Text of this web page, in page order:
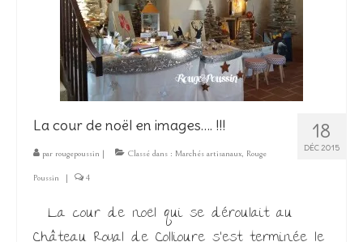
Les Créations
Mon compte
18
DÉC 2015
La cour de noël en images…. !!!
par rougepoussin | Classé dans : Marchés artisanaux, Rouge
Poussin | 4
La cour de noël qui se déroulait au